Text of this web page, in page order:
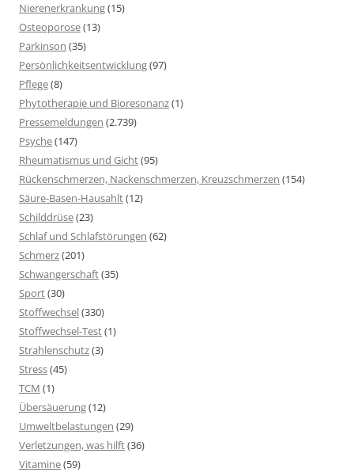
Nierenerkrankung(15)
Osteoporose(13)
Parkinson (35)
Persönlichkeitsentwicklung(97)
Pflege(8)
Phytotherapie und Bioresonanz(1)
Pressemeldungen (2.739)
Psyche(147)
Rheumatismus und Gicht(95)
Rückenschmerzen, Nackenschmerzen, Kreuzschmerzen (154)
Säure-Basen-Hausahlt(12)
Schilddrüse(23)
Schlaf und Schlafstörungen (62)
Schmerz(201)
Schwangerschaft(35)
Sport(30)
Stoffwechsel(330)
Stoffwechsel-Test(1)
Strahlenschutz(3)
Stress(45)
TCM (1)
Übersäuerung(12)
Umweltbelastungen (29)
Verletzungen, was hilft(36)
Vitamine(59)